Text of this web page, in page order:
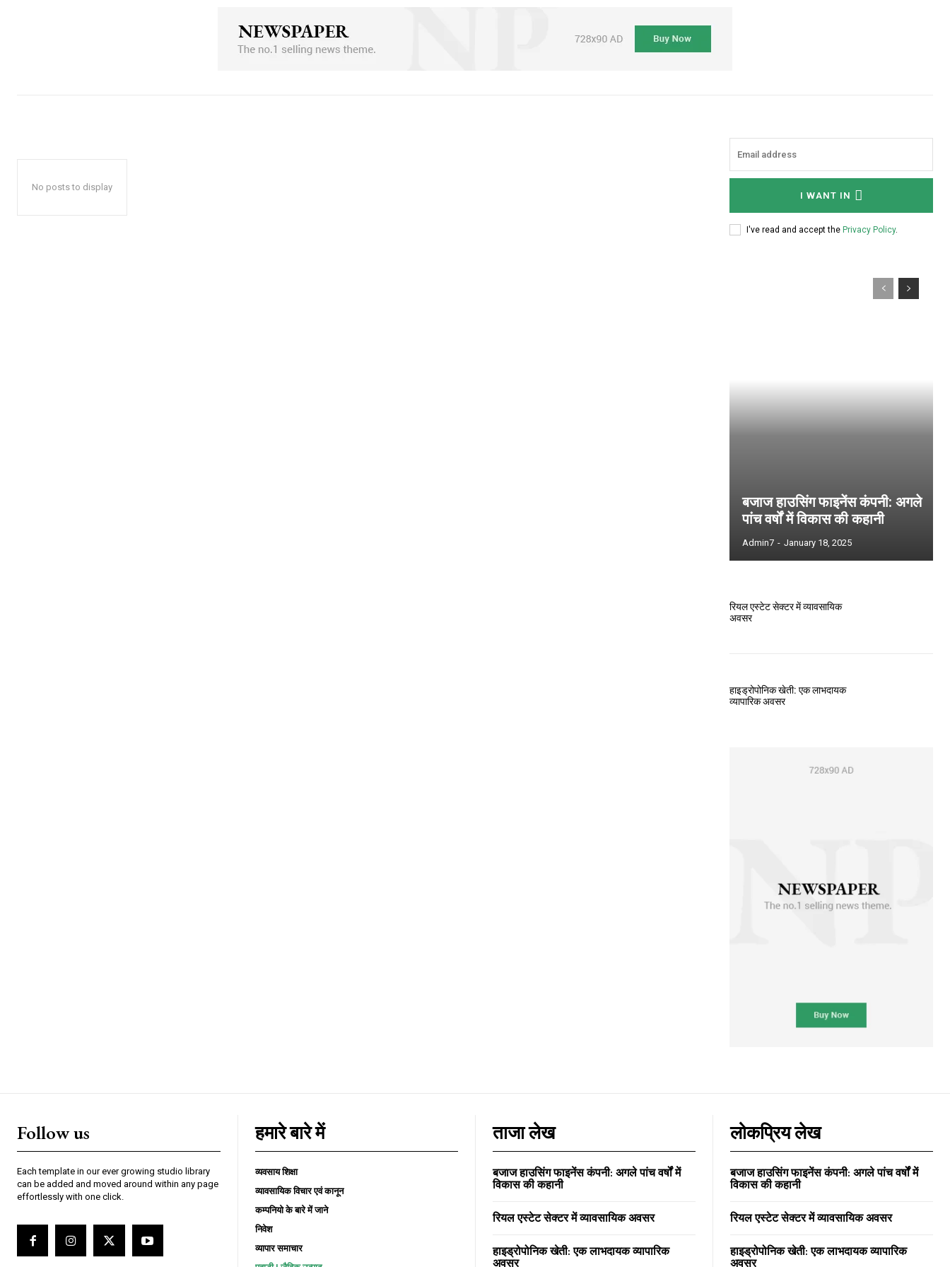
No posts to display
I WANT IN
I've read and accept the Privacy Policy.
बजाज हाउसिंग फाइनेंस कंपनी: अगले
पांच वर्षों में विकास की कहानी
Admin7 - January 18, 2025
रियल एस्टेट सेक्टर में व्यावसायिक
अवसर
हाइड्रोपोनिक खेती: एक लाभदायक
व्यापारिक अवसर
Follow us
Each template in our ever growing studio library
can be added and moved around within any page
effortlessly with one click.
हमारे बारे में
व्यवसाय शिक्षा
व्यावसायिक विचार एवं कानून
कम्पनियो के बारे में जाने
निवेश
व्यापार समाचार
ताजा लेख
बजाज हाउसिंग फाइनेंस कंपनी: अगले पांच वर्षों में
विकास की कहानी
रियल एस्टेट सेक्टर में व्यावसायिक अवसर
हाइड्रोपोनिक खेती: एक लाभदायक व्यापारिक
अवसर
लोकप्रिय लेख
बजाज हाउसिंग फाइनेंस कंपनी: अगले पांच वर्षों में
विकास की कहानी
रियल एस्टेट सेक्टर में व्यावसायिक अवसर
हाइड्रोपोनिक खेती: एक लाभदायक व्यापारिक
अवसर